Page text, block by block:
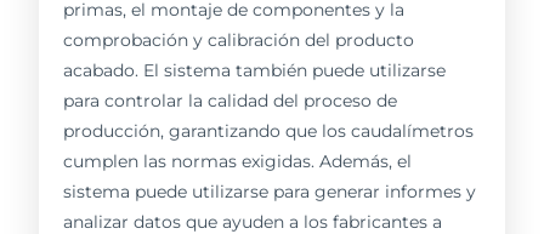
primas, el montaje de componentes y la
comprobación y calibración del producto
acabado. El sistema también puede utilizarse
para controlar la calidad del proceso de
producción, garantizando que los caudalímetros
cumplen las normas exigidas. Además, el
sistema puede utilizarse para generar informes y
analizar datos que ayuden a los fabricantes a